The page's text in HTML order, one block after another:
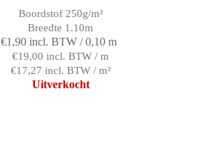
Boordstof 250g/m²
Breedte 1.10m
€1,90 incl. BTW / 0,10 m
€19,00 incl. BTW / m
€17,27 incl. BTW / m²
Uitverkocht